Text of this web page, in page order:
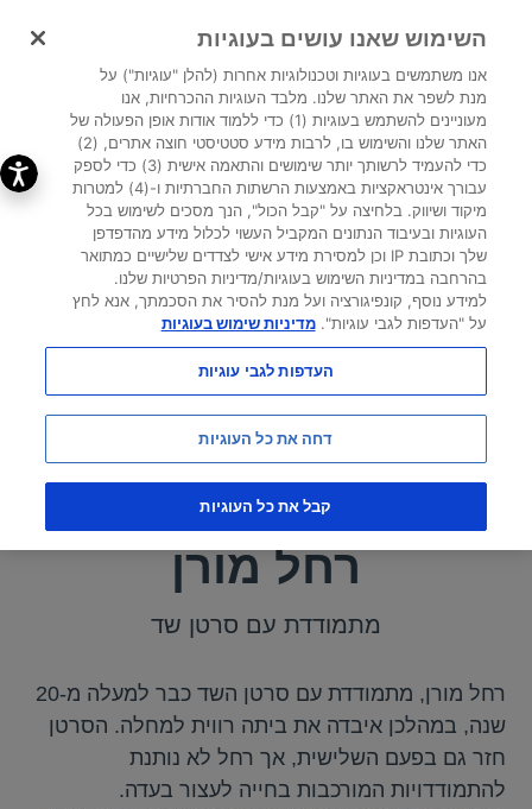
רחל מורן
מתמודדת עם סרטן שד
רחל מורן, מתמודדת עם סרטן השד כבר למעלה מ-20
שנה, במהלכן איבדה את ביתה רווית למחלה. הסרטן
חזר גם בפעם השלישית, אך רחל לא נותנת
להתמודדויות המורכבות בחייה לעצור בעדה.
לצפייה בסרטון של
רחל מורן
<
השימוש שאנו עושים בעוגיות
אנו משתמשים בעוגיות וטכנולוגיות אחרות (להלן "עוגיות") על
מנת לשפר את האתר שלנו. מלבד העוגיות ההכרחיות, אנו
מעוניינים להשתמש בעוגיות (1) כדי ללמוד אודות אופן הפעולה של
האתר שלנו והשימוש בו, לרבות מידע סטטיסטי חוצה אתרים, (2)
כדי להעמיד לרשותך יותר שימושים והתאמה אישית (3) כדי לספק
עבורך אינטראקציות באמצעות הרשתות החברתיות ו-(4) למטרות
מיקוד ושיווק. בלחיצה על "קבל הכול", הנך מסכים לשימוש בכל
העוגיות ובעיבוד הנתונים המקביל העשוי לכלול מידע מהדפדפן
שלך וכתובת IP וכן למסירת מידע אישי לצדדים שלישיים כמתואר
בהרחבה במדיניות השימוש בעוגיות/מדיניות הפרטיות שלנו.
למידע נוסף, קונפיגורציה ועל מנת להסיר את הסכמתך, אנא לחץ
על "העדפות לגבי עוגיות".מדיניות שימוש בעוגיות
העדפות לגבי עוגיות
דחה את כל העוגיות
קבל את כל העוגיות